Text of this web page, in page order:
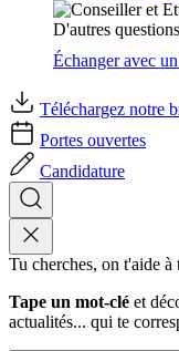
D'autres
Échanger avec
Téléchargez notre
Portes ouvertes
Candidature
Tu cherches, on t'aide à
Tape un mot-clé et
actualités... qui te